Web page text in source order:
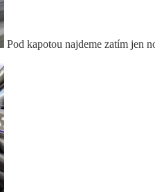
Pod kapotou najdeme zatím jen